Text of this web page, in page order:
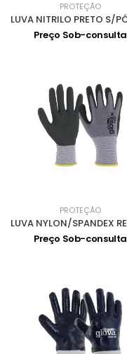
PROTEÇÃO
Preço Sob-consulta
PROTEÇÃO
Preço Sob-consulta